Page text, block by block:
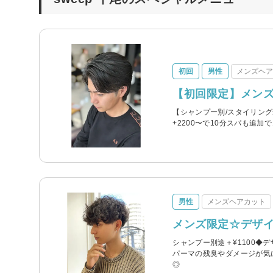
初回 男性 メンズヘ
【初回限定】メン
【シャンプー別/スタイリン
+2200〜で10分スパも追加
男性 メンズヘアカット
メンズ限定☆デザ
シャンプー別途＋¥1100◆デ
パーマの残臭やダメージが
◎